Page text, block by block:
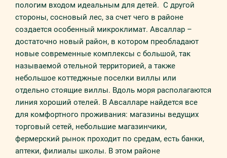
пологим входом идеальным для детей. С другой
стороны, сосновый лес, за счет чего в районе
создается особенный микроклимат. Авсаллар –
достаточно новый район, в котором преобладают
новые современные комплексы с большой, так
называемой отельной территорией, а также
небольшое коттеджные поселки виллы или
отдельно стоящие виллы. Вдоль моря располагаются
линия хороший отелей. В Авсалларе найдется все
для комфортного проживания: магазины ведущих
торговый сетей, небольшие магазинчики,
фермерский рынок проходит по средам, есть банки,
аптеки, филиалы школы. В этом районе